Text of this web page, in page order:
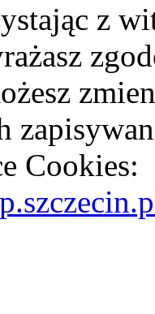
z
Cookies: